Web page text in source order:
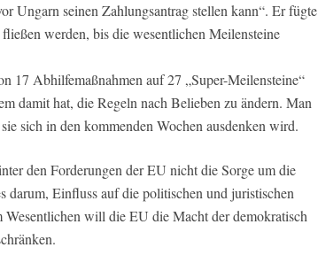
Ungarn seinen Zahlungsantrag stellen kann“. Er fügte
werden, bis die wesentlichen Meilensteine
17 Abhilfemaßnahmen auf 27 „Super-Meilensteine“
damit hat, die Regeln nach Belieben zu ändern. Man
sich in den kommenden Wochen ausdenken wird.
den Forderungen der EU nicht die Sorge um die
darum, Einfluss auf die politischen und juristischen
will die EU die Macht der demokratisch